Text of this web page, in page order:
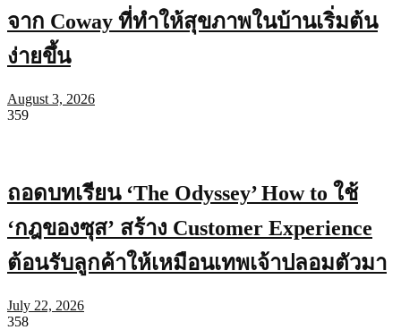
จาก Coway ที่ทำให้สุขภาพในบ้านเริ่มต้น
ง่ายขึ้น
August 3, 2026
359
ถอดบทเรียน ‘The Odyssey’ How to ใช้
‘กฎของซุส’ สร้าง Customer Experience
ต้อนรับลูกค้าให้เหมือนเทพเจ้าปลอมตัวมา
July 22, 2026
358